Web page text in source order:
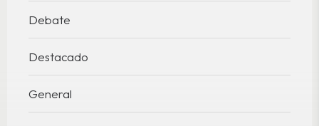
Debate
Destacado
General